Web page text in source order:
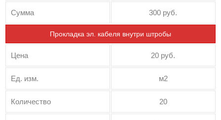
Сумма 300 руб.
Прокладка эл. кабеля внутри штробы
Цена 20 руб.
Ед. изм. м2
Количество 20